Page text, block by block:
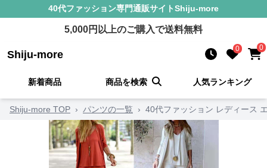
40代ファッション専門通販サイトShiju-more
5,000円以上のご購入で送料無料
Shiju-more 0 0
新着商品 商品を検索 人気ランキング
Shiju-more TOP › パンツの一覧 › 40代ファッション レディース